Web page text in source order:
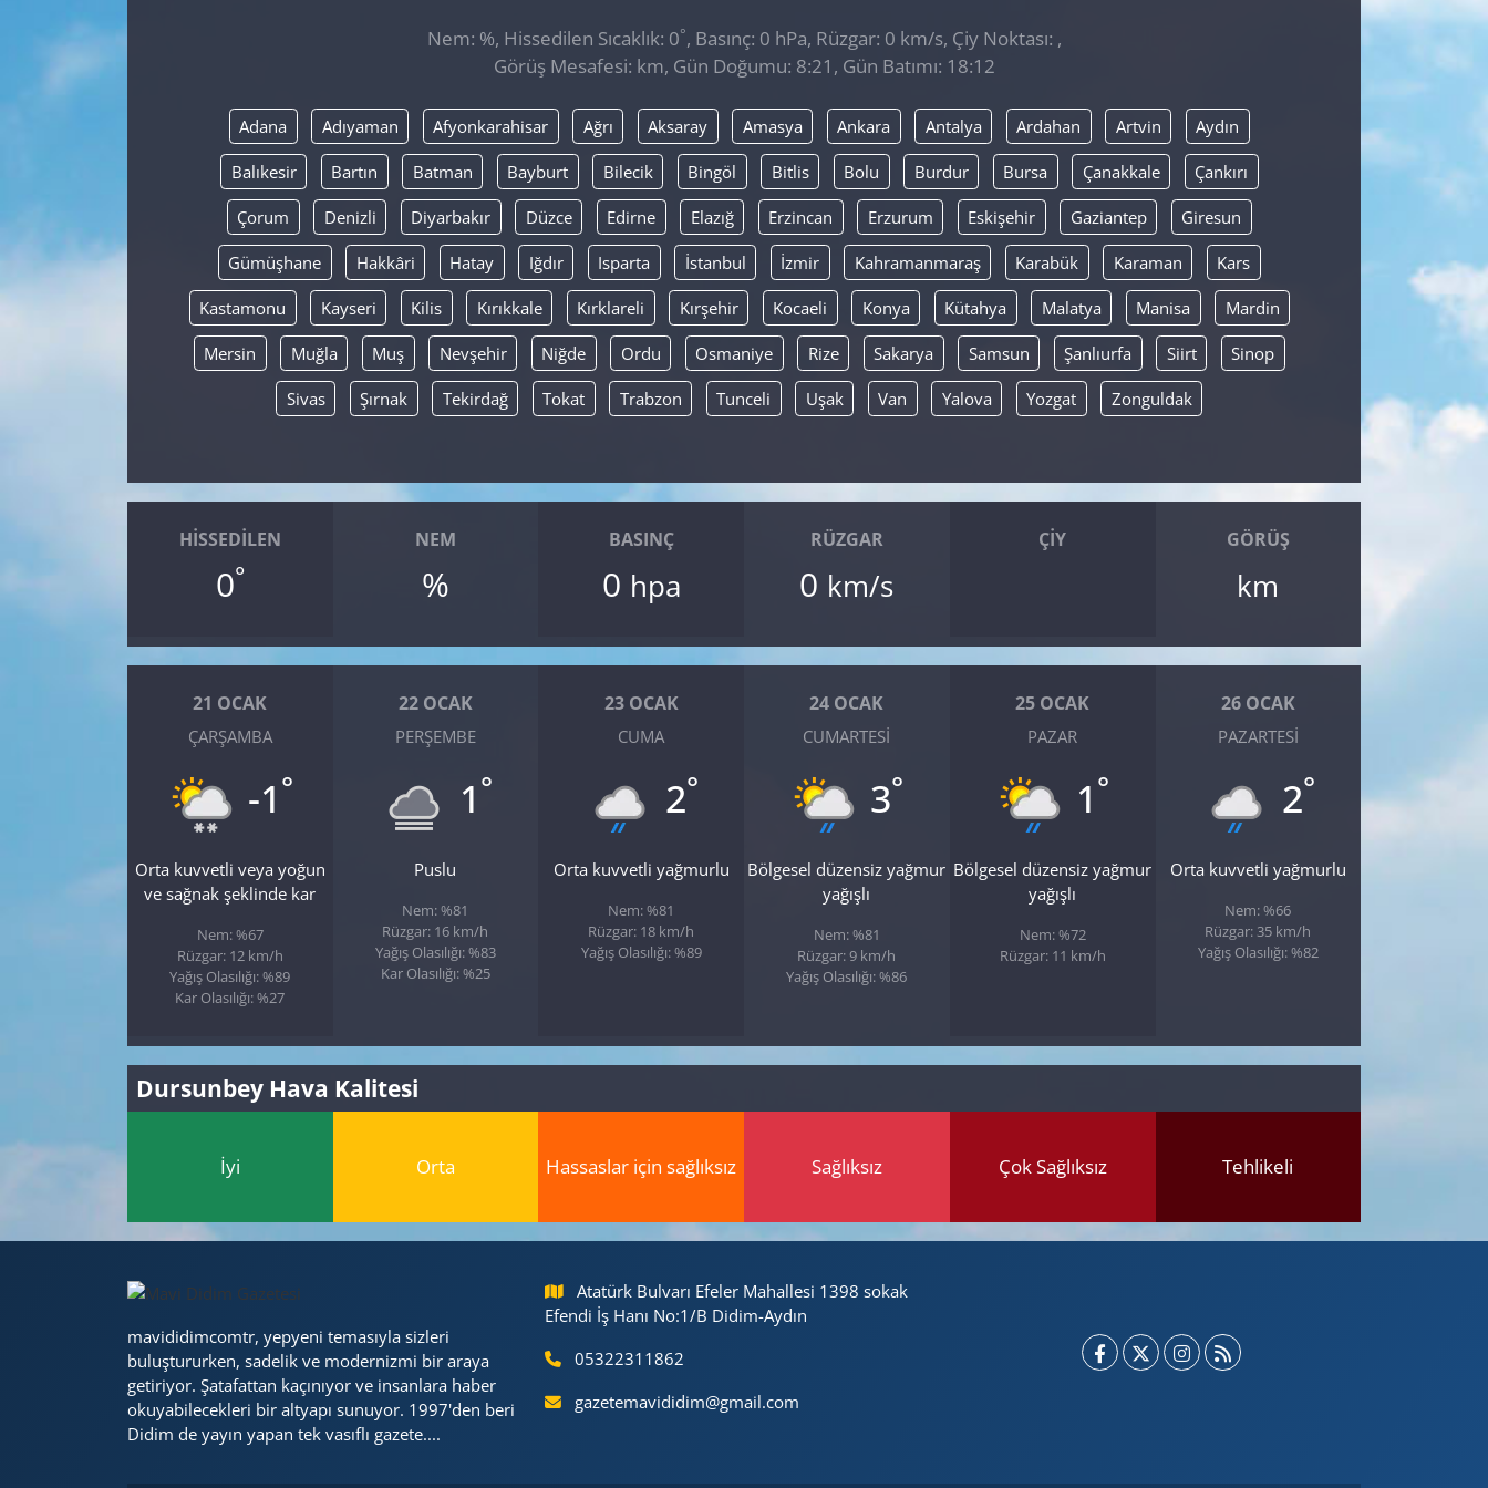
Nem: %, Hissedilen Sıcaklık: 0°, Basınç: 0 hPa, Rüzgar: 0 km/s, Çiy Noktası: ,
Görüş Mesafesi: km, Gün Doğumu: 8:21, Gün Batımı: 18:12
Adana Adıyaman Afyonkarahisar Ağrı Aksaray Amasya Ankara Antalya Ardahan Artvin Aydın
Balıkesir Bartın Batman Bayburt Bilecik Bingöl Bitlis Bolu Burdur Bursa Çanakkale Çankırı
Çorum Denizli Diyarbakır Düzce Edirne Elazığ Erzincan Erzurum Eskişehir Gaziantep Giresun
Gümüşhane Hakkâri Hatay Iğdır Isparta İstanbul İzmir Kahramanmaraş Karabük Karaman Kars
Kastamonu Kayseri Kilis Kırıkkale Kırklareli Kırşehir Kocaeli Konya Kütahya Malatya Manisa Mardin
Mersin Muğla Muş Nevşehir Niğde Ordu Osmaniye Rize Sakarya Samsun Şanlıurfa Siirt Sinop
Sivas Şırnak Tekirdağ Tokat Trabzon Tunceli Uşak Van Yalova Yozgat Zonguldak
HISSEDILEN
0°
NEM
%
BASINÇ
0 hpa
RÜZGAR
0 km/s
ÇIY GÖRÜŞ
km
21 OCAK
ÇARŞAMBA
-1 °
Orta kuvvetli veya yoğun
ve sağnak şeklinde kar
Nem: %67
Rüzgar: 12 km/h
Yağış Olasılığı: %89
Kar Olasılığı: %27
22 OCAK
PERŞEMBE
1 °
Puslu
Nem: %81
Rüzgar: 16 km/h
Yağış Olasılığı: %83
Kar Olasılığı: %25
23 OCAK
CUMA
2°
Orta kuvvetli yağmurlu
Nem: %81
Rüzgar: 18 km/h
Yağış Olasılığı: %89
24 OCAK
CUMARTESI
3°
Bölgesel düzensiz yağmur
yağışlı
Nem: %81
Rüzgar: 9 km/h
Yağış Olasılığı: %86
25 OCAK
PAZAR
1 °
Bölgesel düzensiz yağmur
yağışlı
Nem: %72
Rüzgar: 11 km/h
26 OCAK
PAZARTESI
2°
Orta kuvvetli yağmurlu
Nem: %66
Rüzgar: 35 km/h
Yağış Olasılığı: %82
Dursunbey Hava Kalitesi
İyi Orta Hassaslar için sağlıksız Sağlıksız Çok Sağlıksız Tehlikeli
mavididimcomtr, yepyeni temasıyla sizleri
buluştururken, sadelik ve modernizmi bir araya
getiriyor. Şatafattan kaçınıyor ve insanlara haber
okuyabilecekleri bir altyapı sunuyor. 1997'den beri
Didim de yayın yapan tek vasıflı gazete....
Atatürk Bulvarı Efeler Mahallesi 1398 sokak
Efendi İş Hanı No:1/B Didim-Aydın
05322311862
gazetemavididim@gmail.com
GÜNDEM
POLİTİKA
RESMİ İLANLAR